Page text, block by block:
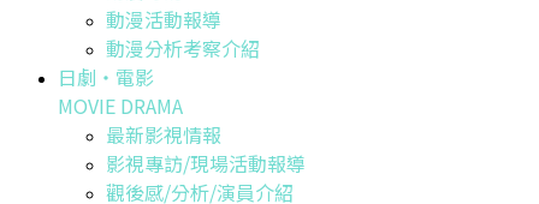
動漫活動報導
動漫分析考察介紹
日劇・電影
MOVIE DRAMA
最新影視情報
影視專訪/現場活動報導
觀後感/分析/演員介紹